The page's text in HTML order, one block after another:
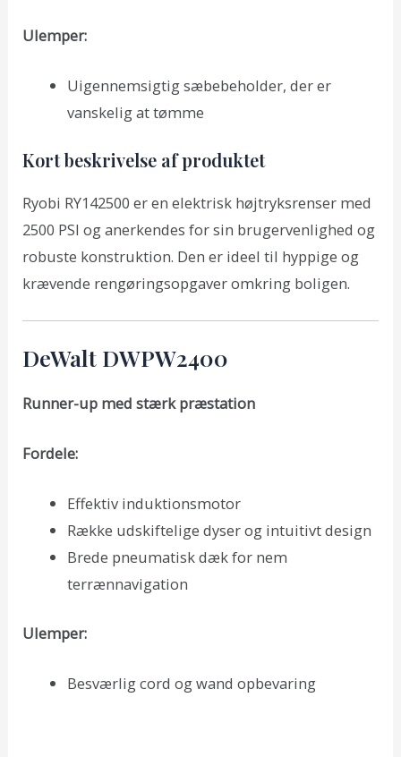
Ulemper:
Uigennemsigtig sæbebeholder, der er
vanskelig at tømme
Kort beskrivelse af produktet
Ryobi RY142500 er en elektrisk højtryksrenser med
2500 PSI og anerkendes for sin brugervenlighed og
robuste konstruktion. Den er ideel til hyppige og
krævende rengøringsopgaver omkring boligen.
DeWalt DWPW2400
Runner-up med stærk præstation
Fordele:
Effektiv induktionsmotor
Række udskiftelige dyser og intuitivt design
Brede pneumatisk dæk for nem
terrænnavigation
Ulemper:
Besværlig cord og wand opbevaring